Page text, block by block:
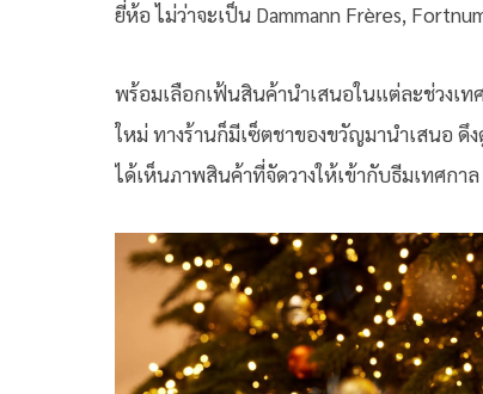
ยี่ห้อ ไม่ว่าจะเป็น Dammann Frères,
พร้อมเลือกเฟ้นสินค้านำเสนอในแต่ละช่วงเ
ใหม่ ทางร้านก็มีเซ็ตชาของขวัญมานำเสนอ ดึ
ได้เห็นภาพสินค้าที่จัดวางให้เข้ากับธีมเทศกา